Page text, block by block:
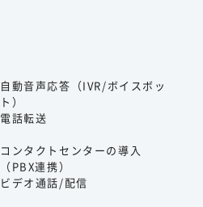
自動音声応答（IVR/ボイスボッ
ト）
電話転送
コンタクトセンターの導入
（PBX連携）
ビデオ通話/配信